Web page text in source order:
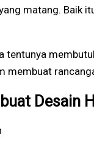
matang. Baik
tentunya
membuat
Desain